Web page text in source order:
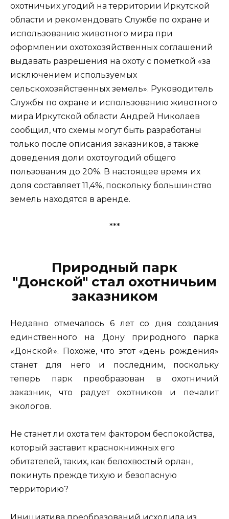
охотничьих угодий на территории Иркутской
области и рекомендовать Службе по охране и
использованию животного мира при
оформлении охотохозяйственных соглашений
выдавать разрешения на охоту с пометкой «за
исключением используемых
сельскохозяйственных земель». Руководитель
Службы по охране и использованию животного
мира Иркутской области Андрей Николаев
сообщил, что схемы могут быть разработаны
только после описания заказников, а также
доведения доли охотоугодий общего
пользования до 20%. В настоящее время их
доля составляет 11,4%, поскольку большинство
земель находятся в аренде.
***
Природный парк
"Донской" стал охотничьим
заказником
Недавно отмечалось 6 лет со дня создания
единственного на Дону природного парка
«Донской». Похоже, что этот «день рождения»
станет для него и последним, поскольку
теперь парк преобразован в охотничий
заказник, что радует охотников и печалит
экологов.
Не станет ли охота тем фактором беспокойства,
который заставит краснокнижных его
обитателей, таких, как белохвостый орлан,
покинуть прежде тихую и безопасную
территорию?
Инициатива преобразований исходила из